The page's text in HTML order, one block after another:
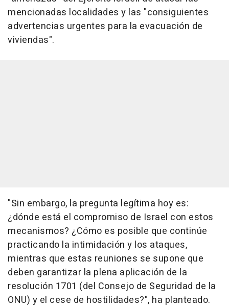
mencionadas localidades y las "consiguientes
advertencias urgentes para la evacuación de
viviendas".
"Sin embargo, la pregunta legítima hoy es:
¿dónde está el compromiso de Israel con estos
mecanismos? ¿Cómo es posible que continúe
practicando la intimidación y los ataques,
mientras que estas reuniones se supone que
deben garantizar la plena aplicación de la
resolución 1701 (del Consejo de Seguridad de la
ONU) y el cese de hostilidades?", ha planteado.